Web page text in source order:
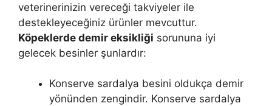
veterinerinizin vereceği takviyeler ile
destekleyeceğiniz ürünler mevcuttur.
Köpeklerde demir eksikliği sorununa iyi
gelecek besinler şunlardır:
Konserve sardalya besini oldukça demir
yönünden zengindir. Konserve sardalya